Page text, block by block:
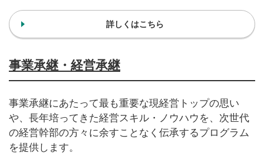
詳しくはこちら
事業承継・経営承継
事業承継にあたって最も重要な現経営トップの思い
や、長年培ってきた経営スキル・ノウハウを、次世代
の経営幹部の方々に余すことなく伝承するプログラム
を提供します。